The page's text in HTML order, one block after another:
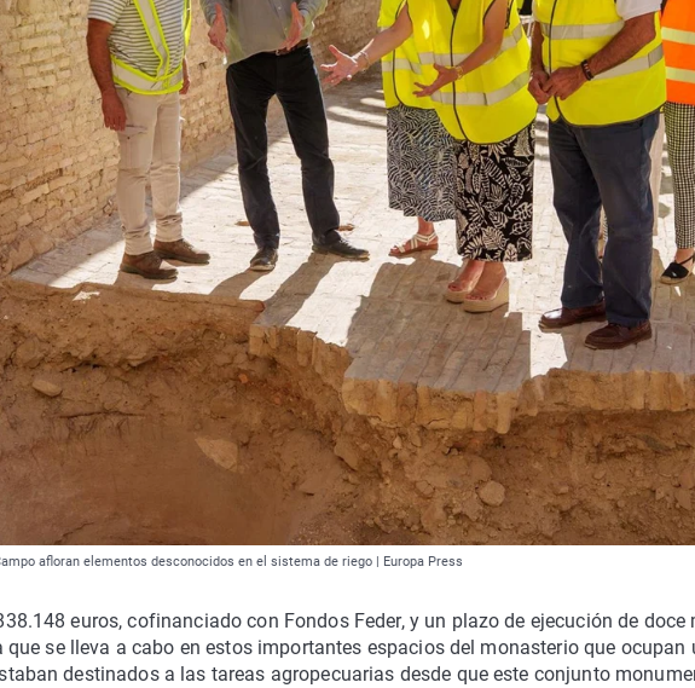
afloran elementos desconocidos en el sistema de riego | Europa Press
euros, cofinanciado con Fondos Feder, y un plazo de ejecución de doce
que se lleva a cabo en estos importantes espacios del monasterio que ocupan
destinados a las tareas agropecuarias desde que este conjunto